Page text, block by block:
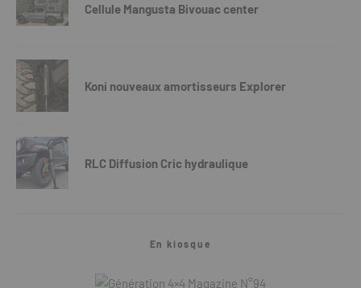
Cellule Mangusta Bivouac center
Koni nouveaux amortisseurs Explorer
RLC Diffusion Cric hydraulique
En kiosque